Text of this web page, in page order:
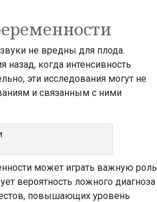
не вредны для плода.
назад, когда интенсивность
эти исследования могут не
и связанным с ними
может играть важную роль
вероятность ложного диагноза
повышающих уровень